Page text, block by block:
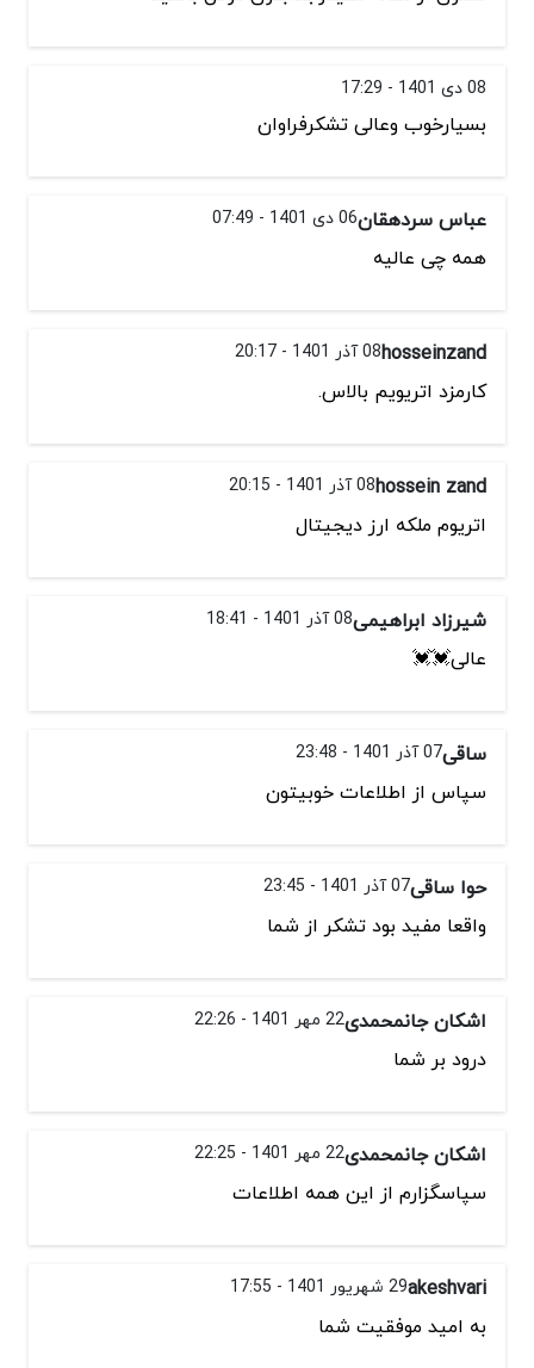
08 دی 1401 - 17:29
بسیارخوب وعالی تشکرفراوان
عباس سردهقان06 دی 1401 - 07:49
همه چی عالیه
hosseinzand08 آذر 1401 - 20:17
کارمزد اتریویم بالاس.
hossein zand08 آذر 1401 - 20:15
اتریوم ملکه ارز دیجیتال
شیرزاد ابراهیمی08 آذر 1401 - 18:41
عالی💓💓
ساقی07 آذر 1401 - 23:48
سپاس از اطلاعات خوبیتون
حوا ساقی07 آذر 1401 - 23:45
واقعا مفید بود تشکر از شما
اشکان جانمحمدی22 مهر 1401 - 22:26
درود بر شما
اشکان جانمحمدی22 مهر 1401 - 22:25
سپاسگزارم از این همه اطلاعات
akeshvari29 شهریور 1401 - 17:55
به امید موفقیت شما